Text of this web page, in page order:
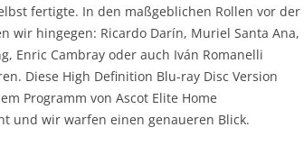
fertigte. In den maßgeblichen Rollen vor der
wir hingegen: Ricardo Darín, Muriel Santa Ana,
Enric Cambray oder auch Iván Romanelli
Diese High Definition Blu-ray Disc Version
Programm von Ascot Elite Home
und wir warfen einen genaueren Blick.